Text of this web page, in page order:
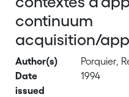
continuum
acquisition/
Author(s)
Porquier,
Date
issued
1994